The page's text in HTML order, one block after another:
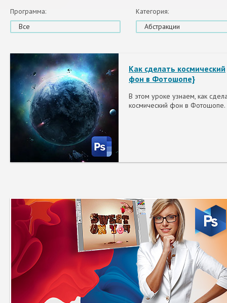
Программа:
Все
Категория:
Абстракции
Как сделать космический
фон в Фотошопе}
В этом уроке узнаем, как
космический фон в Фотошопе.